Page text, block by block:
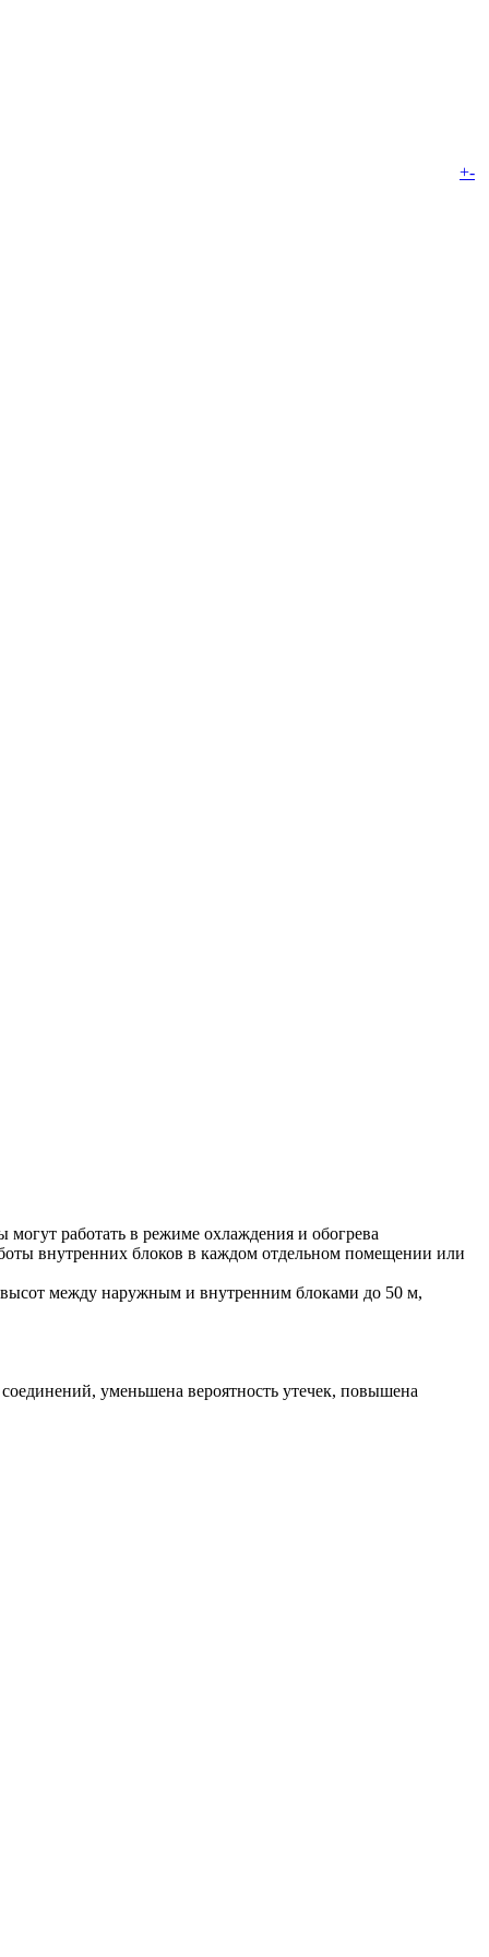
+-
могут работать в режиме охлаждения и обогрева
внутренних блоков в каждом отдельном помещении или
между наружным и внутренним блоками до 50 м,
уменьшена вероятность утечек, повышена